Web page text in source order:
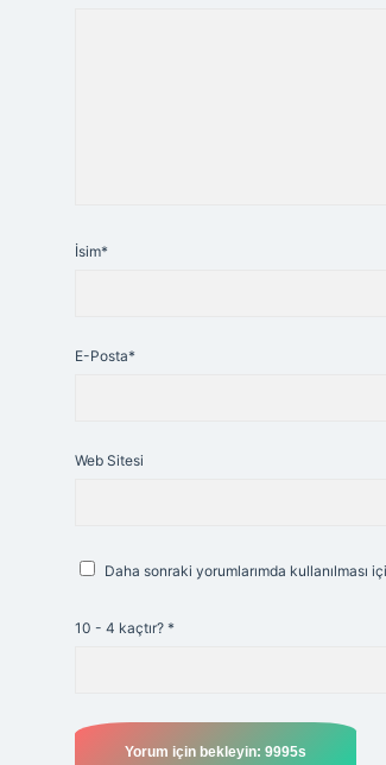
İsim*
E-Posta*
Web Sitesi
Daha sonraki yorumlarımda kullanılması
10 - 4 kaçtır? *